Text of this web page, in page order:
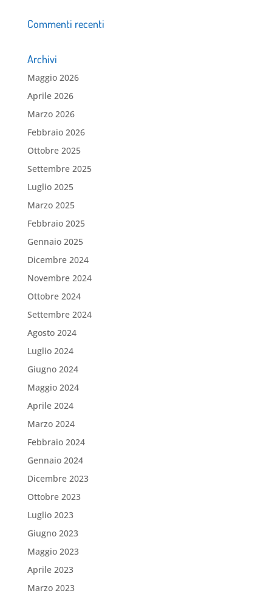
Commenti recenti
Archivi
Maggio 2026
Aprile 2026
Marzo 2026
Febbraio 2026
Ottobre 2025
Settembre 2025
Luglio 2025
Marzo 2025
Febbraio 2025
Gennaio 2025
Dicembre 2024
Novembre 2024
Ottobre 2024
Settembre 2024
Agosto 2024
Luglio 2024
Giugno 2024
Maggio 2024
Aprile 2024
Marzo 2024
Febbraio 2024
Gennaio 2024
Dicembre 2023
Ottobre 2023
Luglio 2023
Giugno 2023
Maggio 2023
Aprile 2023
Marzo 2023